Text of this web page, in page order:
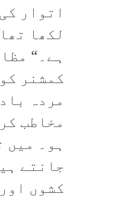
اتوار
لکھا
ہے۔“
کمشنر
مردہ
مخاطب
ہو۔ میں
جانتے
کشوں